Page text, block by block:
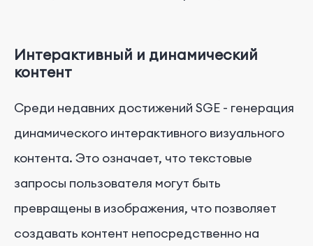
Интерактивный и динамический
контент
Среди недавних достижений SGE - генерация
динамического интерактивного визуального
контента. Это означает, что текстовые
запросы пользователя могут быть
превращены в изображения, что позволяет
создавать контент непосредственно на